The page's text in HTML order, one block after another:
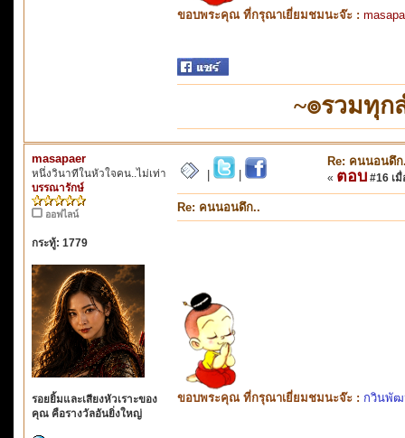
ขอบพระคุณ ที่กรุณาเยี่ยมชมนะจ๊ะ :
~๏รวมทุ
masapaer
หนึ่งวินาทีในหัวใจคน..ไม่เท่า
บรรณารักษ์
ออฟไลน์
กระทู้: 1779
รอยยิ้มและเสียงหัวเราะของ
คุณ คือรางวัลอันยิ่งใหญ่
Re: คนนอนดึ
« ตอบ #16 เมื่
Re: คนนอนดึก..
ขอบพระคุณ ที่กรุณาเยี่ยมชมนะจ๊ะ : กวินพั